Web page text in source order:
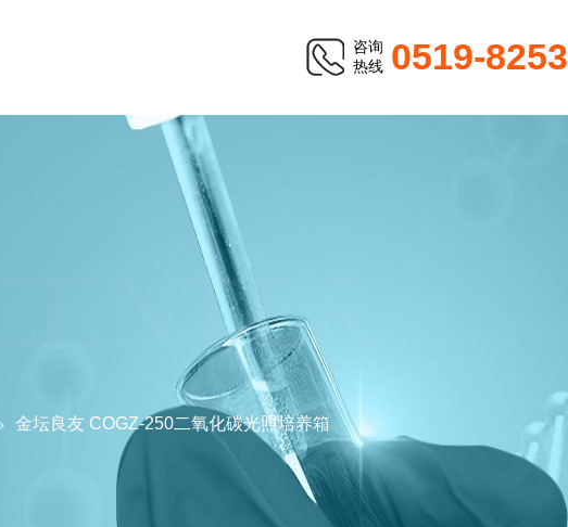
咨询
热线 0519-
金坛良友 COGZ-250二氧化碳光照培养箱